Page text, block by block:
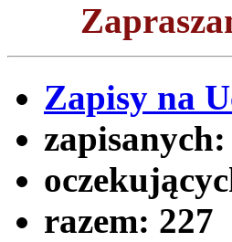
Zapisy na
zapisanych:
razem: 227